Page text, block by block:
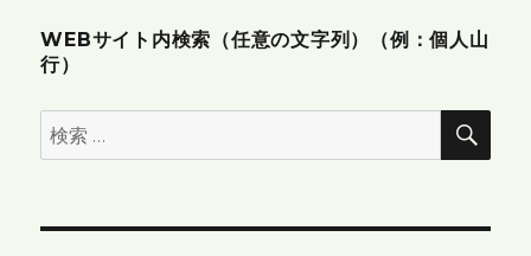
WEBサイト内検索（任意の文字列）（例：個人山
行）
検
索:
検